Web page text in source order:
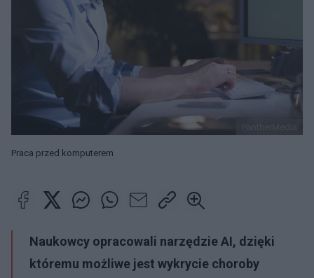
Praca przed komputerem
Naukowcy opracowali narzędzie AI, dzięki
któremu możliwe jest wykrycie choroby